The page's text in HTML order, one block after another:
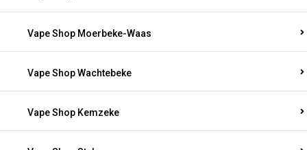
Vape Shop Moerbeke-Waas
Vape Shop Wachtebeke
Vape Shop Kemzeke